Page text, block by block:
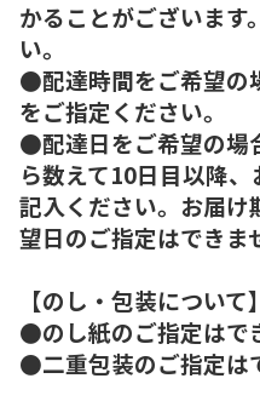
かることがございます
い。
●配達時間をご希望の
をご指定ください。
●配達日をご希望の場
ら数えて10日目以降
記入ください。お届け
望日のご指定はできま
【のし・包装について】
●のし紙のご指定はで
●二重包装のご指定は